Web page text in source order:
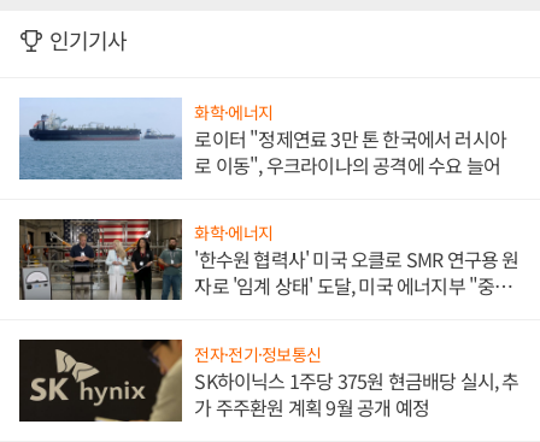
인기기사
화학·에너지
로이터 "정제연료 3만 톤 한국에서 러시아
로 이동", 우크라이나의 공격에 수요 늘어
화학·에너지
'한수원 협력사' 미국 오클로 SMR 연구용 원
자로 '임계 상태' 도달, 미국 에너지부 "중요
전자·전기·정보통신
SK하이닉스 1주당 375원 현금배당 실시, 추
가 주주환원 계획 9월 공개 예정